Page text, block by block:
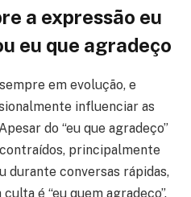
a expressão eu
eu que agradeço
em evolução, e
influenciar as
do “eu que agradeço”
principalmente
durante conversas rápidas,
é “eu quem agradeço”.